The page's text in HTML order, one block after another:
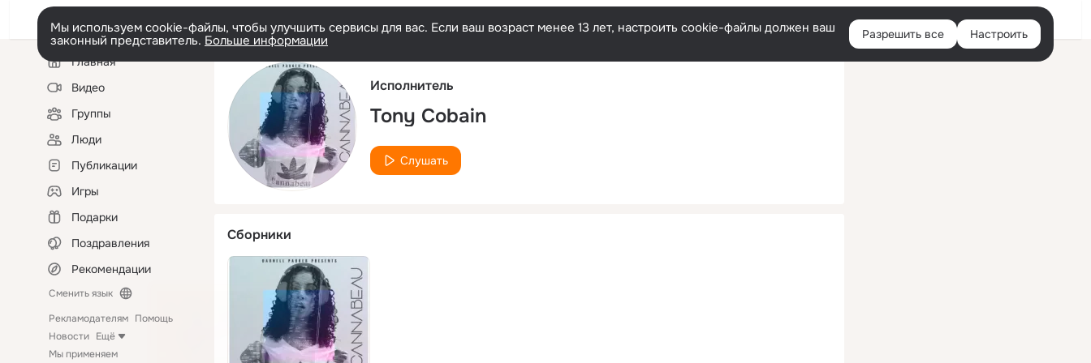
Русский Войти
Мы используем cookie-файлы, чтобы улучшить сервисы для вас. Если ваш возраст менее 13 лет, настроить cookie-файлы должен ваш
законный представитель. Больше информации Разрешить все Настроить
Левая
колонкаГлавная
Видео
Группы
Люди
Публикации
Игры
Подарки
Поздравления
Рекомендации
Сменить язык
Рекламодателям Помощь
Новости Ещё
Мы применяем
Исполнитель
Tony Cobain
Слушать
Сборники